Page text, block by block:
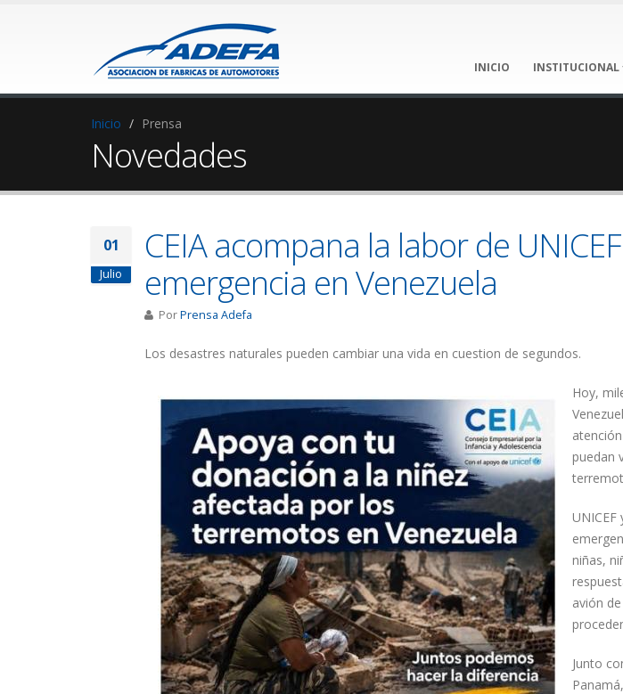
INICIO INSTITUCIONAL
Inicio Prensa
Novedades
01
Julio
CEIA acompana la labor de
emergencia en Venezuela
PorPrensa Adefa
Los desastres naturales pueden cambiar una vida en cuestion de segundos.
Hoy,
puedan
niñas,
avión
Junto